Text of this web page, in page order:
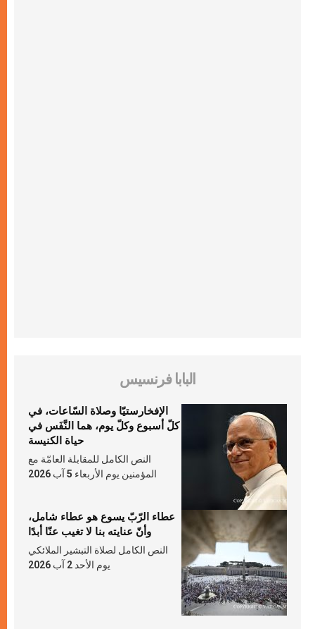
البابا فرنسيس
الإفخارستيّا وصلاة السّاعات، في
كلّ أسبوع وكلّ يوم، هما النَّفَس في
حياة الكنيسة
النص الكامل للمقابلة العامّة مع
المؤمنين يوم الأربعاء 5 آب 2026
عطاء الرّبّ يسوع هو عطاء شامل،
وأنّ عنايته بنا لا تغيب عنّا أبدًا
النص الكامل لصلاة التبشير الملائكي
يوم الأحد 2 آب 2026